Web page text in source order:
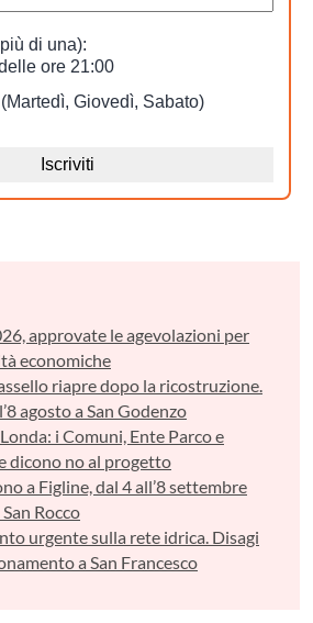
approvate le agevolazioni per
economiche
riapre dopo la ricostruzione.
agosto a San Godenzo
i Comuni, Ente Parco e
dicono no al progetto
a Figline, dal 4 all’8 settembre
Rocco
urgente sulla rete idrica. Disagi
a San Francesco